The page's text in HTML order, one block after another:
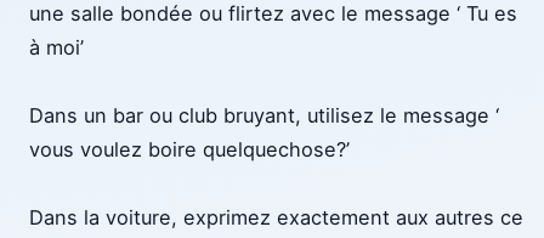
une salle bondée ou flirtez avec le message ‘ Tu es
à moi’
Dans un bar ou club bruyant, utilisez le message ‘
vous voulez boire quelquechose?’
Dans la voiture, exprimez exactement aux autres ce